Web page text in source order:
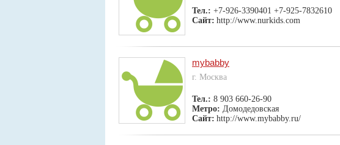
Тел.: +7-926-3390401 +7-925-7832610
Сайт: http://www.nurkids.com
mybabby
г. Москва
Тел.: 8 903 660-26-90
Метро: Домодедовская
Сайт: http://www.mybabby.ru/